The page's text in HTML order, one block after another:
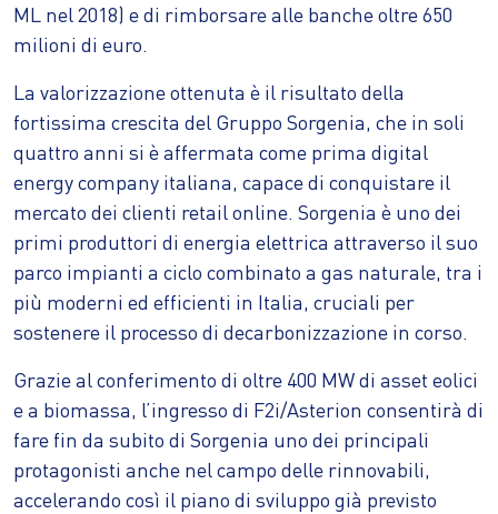
ML nel 2018) e di rimborsare alle banche oltre 650
milioni di euro.
La valorizzazione ottenuta è il risultato della
fortissima crescita del Gruppo Sorgenia, che in soli
quattro anni si è affermata come prima digital
energy company italiana, capace di conquistare il
mercato dei clienti retail online. Sorgenia è uno dei
primi produttori di energia elettrica attraverso il suo
parco impianti a ciclo combinato a gas naturale, tra i
più moderni ed efficienti in Italia, cruciali per
sostenere il processo di decarbonizzazione in corso.
Grazie al conferimento di oltre 400 MW di asset eolici
e a biomassa, l’ingresso di F2i/Asterion consentirà di
fare fin da subito di Sorgenia uno dei principali
protagonisti anche nel campo delle rinnovabili,
accelerando così il piano di sviluppo già previsto